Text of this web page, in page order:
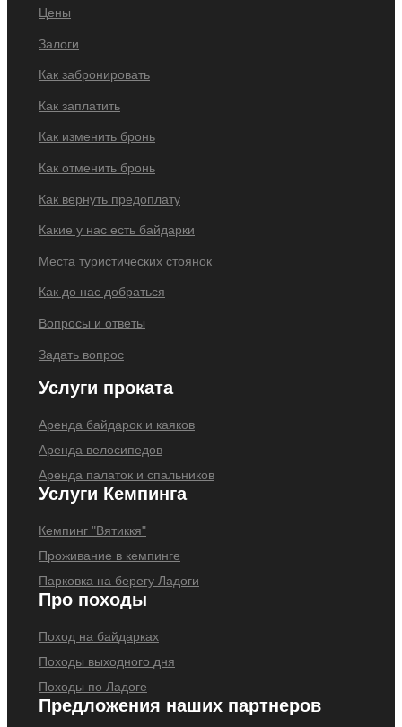
Цены
Залоги
Как забронировать
Как заплатить
Как изменить бронь
Как отменить бронь
Как вернуть предоплату
Какие у нас есть байдарки
Места туристических стоянок
Как до нас добраться
Вопросы и ответы
Задать вопрос
Услуги проката
Аренда байдарок и каяков
Аренда велосипедов
Аренда палаток и спальников
Услуги Кемпинга
Кемпинг "Вятиккя"
Проживание в кемпинге
Парковка на берегу Ладоги
Про походы
Поход на байдарках
Походы выходного дня
Походы по Ладоге
Предложения наших партнеров